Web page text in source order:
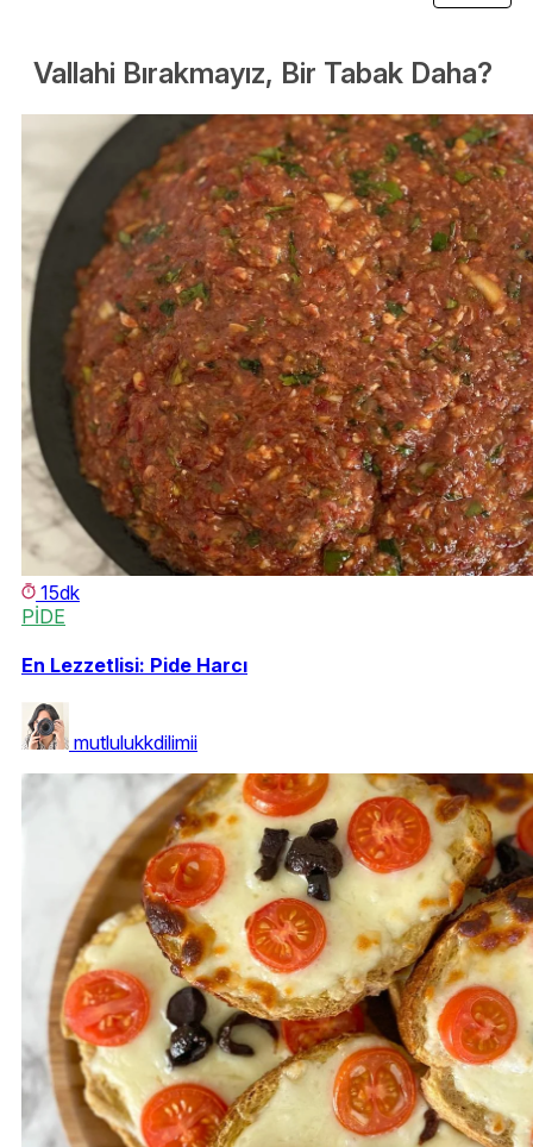
Vallahi Bırakmayız, Bir Tabak Daha?
15dk
PİDE
En Lezzetlisi: Pide Harcı
mutlulukkdilimii